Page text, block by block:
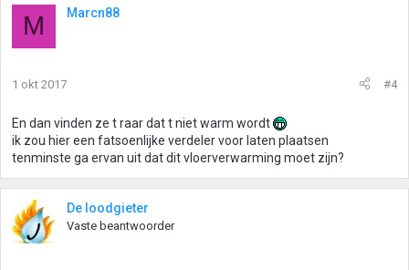
M Marcn88
1 okt 2017 #4
En dan vinden ze t raar dat t niet warm wordt
ik zou hier een fatsoenlijke verdeler voor laten plaatsen
tenminste ga ervan uit dat dit vloerverwarming moet zijn?
De loodgieter
Vaste beantwoorder